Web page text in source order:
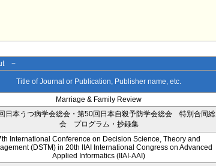
−
Title of Journal or Publication, Publisher name, etc.
Marriage & Family Review
日本うつ病学会総会・第50回日本自殺予防学会総会 特別合同総
会 プログラム・抄録集
International Conference on Decision Science, Theory and
(DSTM) in 20th IIAI International Congress on Advanced
Applied Informatics (IIAI-AAI)